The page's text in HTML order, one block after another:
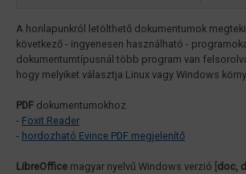
A honlapunkról letölthető dokumentumok
következő - ingyenesen használható -
dokumentumtípusnál több program van
hogy melyiket választja Linux vagy Windows
PDF dokumentumokhoz
- Foxit Reader
- hordozható Evince PDF megjelenítő
LibreOffice magyar nyelvű Windows verzió [ doc,